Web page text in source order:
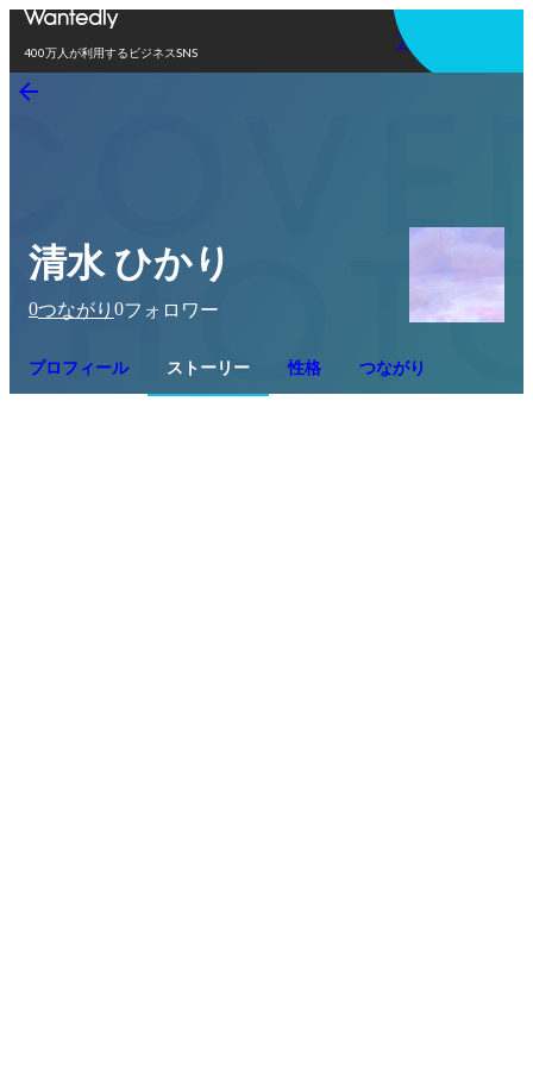
400万人が利用するビジネスSNS
アプリを使う
清水 ひかり
0つながり 0フォロワー
プロフィール ストーリー 性格 つながり